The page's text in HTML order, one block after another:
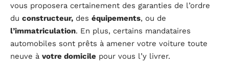
vous proposera certainement des garanties de l’ordre
du constructeur, des équipements, ou de
l’immatriculation. En plus, certains mandataires
automobiles sont prêts à amener votre voiture toute
neuve à votre domicile pour vous l’y livrer.